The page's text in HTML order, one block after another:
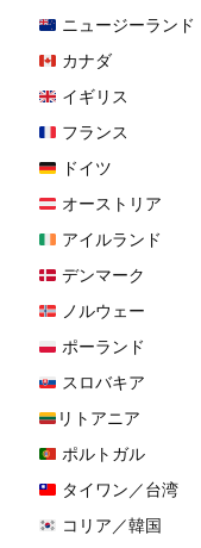
ニュージーランド
カナダ
イギリス
フランス
ドイツ
オーストリア
アイルランド
デンマーク
ノルウェー
ポーランド
スロバキア
リトアニア
ポルトガル
タイワン／台湾
コリア／韓国